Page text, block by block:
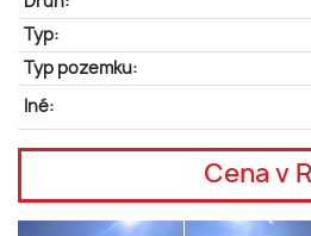
Typ:
Typ pozemku:
Iné:
Cena v